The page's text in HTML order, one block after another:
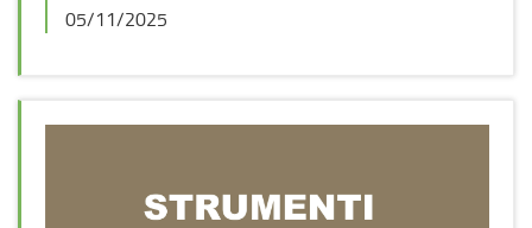
05/11/2025